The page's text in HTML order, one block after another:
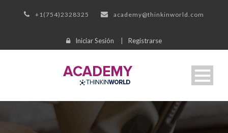
+1(754)2328325 academy@thinkinworld.com
Iniciar Sesión Registrarse